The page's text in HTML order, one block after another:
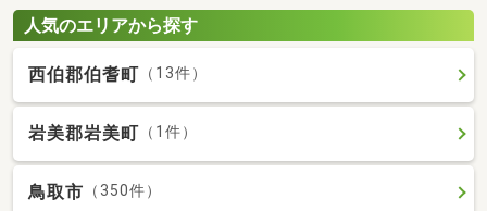
人気のエリアから探す
西伯郡伯耆町 （13件）
岩美郡岩美町 （1件）
鳥取市 （350件）